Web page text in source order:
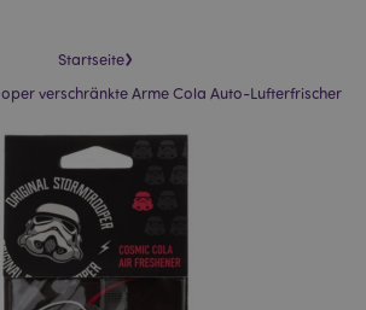
Startseite›
verschränkte Arme Cola Auto-Lufterfrischer